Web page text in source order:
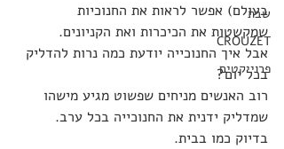
שבת
CROUZET
פרוייקטים
בעולם) אפשר לראות את החנוכיות
שמקשטות את הכיכרות ואת הקניונים.
אבל איך החנוכייה יודעת כמה נרות להדליק
בכל יום?
רוב האנשים מניחים שפשוט מגיע מישהו
שמדליק ידנית את החנוכייה בכל ערב.
בדיוק כמו בבית.